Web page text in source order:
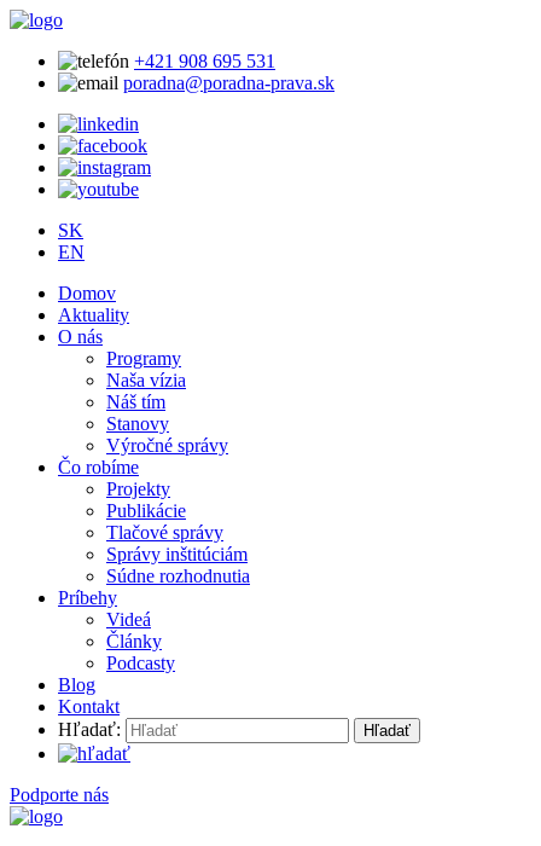
+421 908 695 531
poradna@poradna-prava.sk
SK
EN
Domov
Aktuality
O nás
Programy
Naša vízia
Náš tím
Stanovy
Výročné správy
Čo robíme
Projekty
Publikácie
Tlačové správy
Správy inštitúciám
Súdne rozhodnutia
Príbehy
Videá
Články
Podcasty
Blog
Kontakt
Hľadať:
Podporte nás